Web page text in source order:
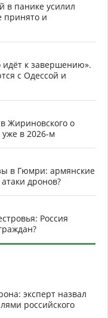
в панике усилил
принято и
к завершению».
с Одессой и
Жириновского о
в 2026-м
в Гюмри: армянские
дронов?
Россия
эксперт назвал
российского